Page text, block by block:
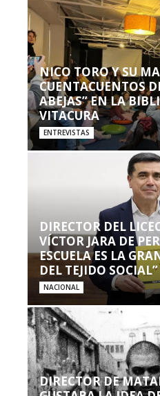
NICO TORO Y SU
CUENTACUENTOS
ABEJAS” EN LA
VITACURA
ENTREVISTAS
DIRECTOR DEL
VÍCTOR JARA DE
ESCUELA ES LA
DEL TEJIDO SOCIAL”
NACIONAL
DIRECTOR DE